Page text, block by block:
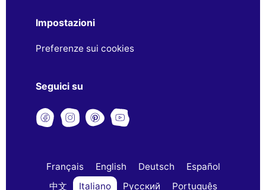
Impostazioni
Preferenze sui cookies
Seguici su
Français English Deutsch
Español
中文
Italiano Русский Português